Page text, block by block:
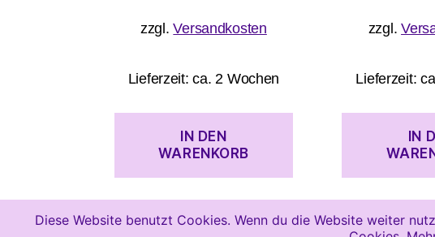
zzgl.Versandkosten
Lieferzeit:ca. 2 Wochen
IN DEN
WARENKORB
zzgl.
Lieferzeit:
IN
Diese Website benutzt Cookies. Wenn du die Website weiter